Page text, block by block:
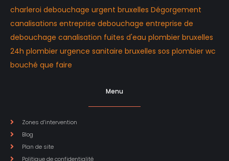
charleroi debouchage urgent bruxelles Dégorgement
canalisations entreprise debouchage entreprise de
debouchage canalisation fuites d'eau plombier bruxelles
24h plombier urgence sanitaire bruxelles sos plombier wc
bouché que faire
Menu
Zones d’intervention
Blog
Plan de site
Politique de confidentialité